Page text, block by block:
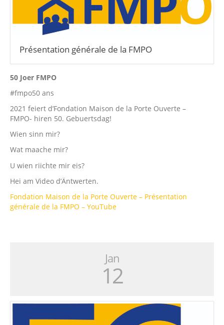
Présentation générale de la FMPO
50 Joer FMPO
#fmpo50 ans
2021 feiert d’Fondation Maison de la Porte Ouverte –
FMPO- hiren 50. Gebuertsdag!
Wien sinn mir?
Wat maache mir?
U wien riichte mir eis?
Hei am Video d’Äntwerten.
Fondation Maison de la Porte Ouverte – Présentation
générale de la FMPO – YouTube
Jan
12